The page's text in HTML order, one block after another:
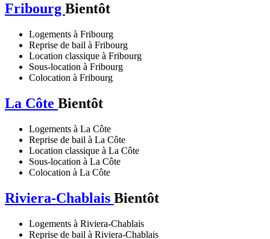
Fribourg Bientôt
Logements à Fribourg
Reprise de bail à Fribourg
Location classique à Fribourg
Sous-location à Fribourg
Colocation à Fribourg
La Côte Bientôt
Logements à La Côte
Reprise de bail à La Côte
Location classique à La Côte
Sous-location à La Côte
Colocation à La Côte
Riviera-Chablais Bientôt
Logements à Riviera-Chablais
Reprise de bail à Riviera-Chablais